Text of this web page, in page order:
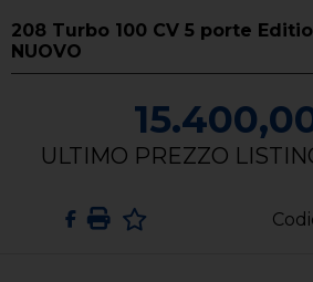
208 Turbo 100 CV 5 porte
NUOVO
ULTIMO PREZZO